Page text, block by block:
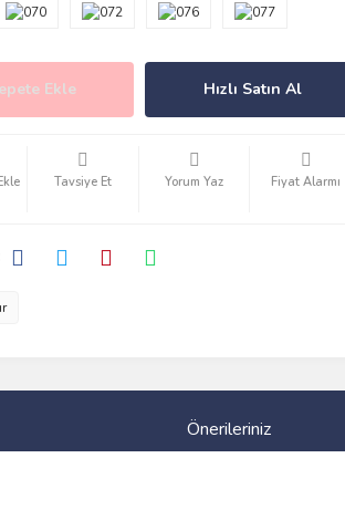
Ekle Hızlı Satın Al
Tavsiye Et Yorum Yaz Fiyat Alarmı
Önerileriniz